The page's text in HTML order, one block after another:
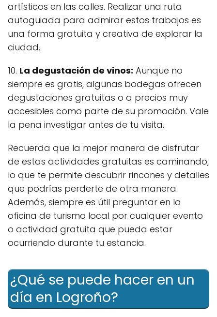
artísticos en las calles. Realizar una ruta
autoguiada para admirar estos trabajos es
una forma gratuita y creativa de explorar la
ciudad.
10. La degustación de vinos: Aunque no
siempre es gratis, algunas bodegas ofrecen
degustaciones gratuitas o a precios muy
accesibles como parte de su promoción. Vale
la pena investigar antes de tu visita.
Recuerda que la mejor manera de disfrutar
de estas actividades gratuitas es caminando,
lo que te permite descubrir rincones y detalles
que podrías perderte de otra manera.
Además, siempre es útil preguntar en la
oficina de turismo local por cualquier evento
o actividad gratuita que pueda estar
ocurriendo durante tu estancia.
¿Qué se puede hacer en un
día en Logroño?